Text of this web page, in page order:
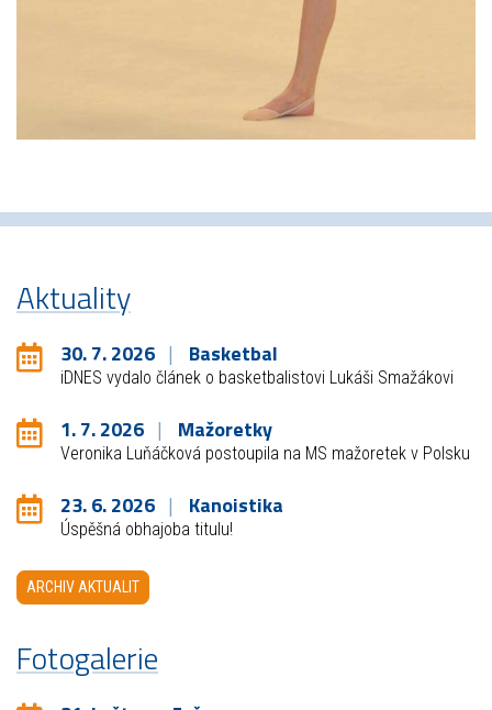
Aktuality
30. 7. 2026 Basketbal
iDNES vydalo článek o basketbalistovi Lukáši Smažákovi
1. 7. 2026 Mažoretky
Veronika Luňáčková postoupila na MS mažoretek v Polsku
23. 6. 2026 Kanoistika
Úspěšná obhajoba titulu!
ARCHIV AKTUALIT
Fotogalerie